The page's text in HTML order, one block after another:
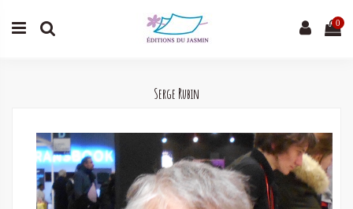
0
Serge Rubin